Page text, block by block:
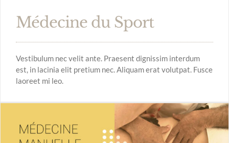
Médecine du Sport
Vestibulum nec velit ante. Praesent dignissim interdum
est, in lacinia elit pretium nec. Aliquam erat volutpat. Fusce
laoreet mi leo.